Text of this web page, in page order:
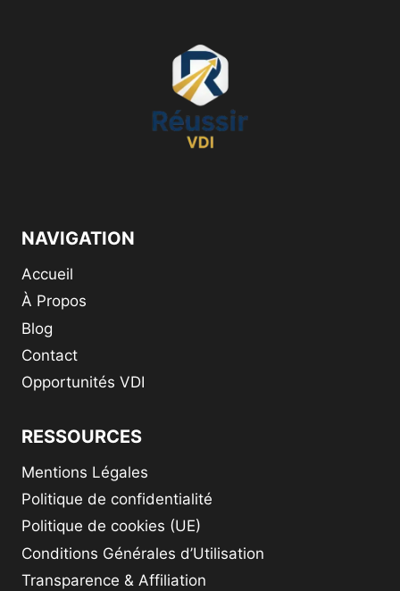
LANCER
(STATUT,
SALAIRE,
NAVIGATION
Accueil
À Propos
Blog
Contact
Opportunités VDI
RESSOURCES
Mentions Légales
Politique de confidentialité
Politique de cookies (UE)
Conditions Générales d’Utilisation
Transparence & Affiliation